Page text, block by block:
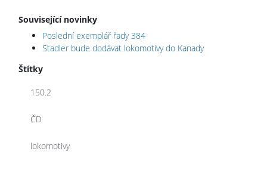
Související novinky
Poslední exemplář řady 384
Stadler bude dodávat lokomotivy do Kanady
Štítky
150.2
ČD
lokomotivy